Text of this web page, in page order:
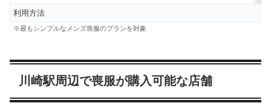
利用方法
※最もシンプルなメンズ喪服のプランを対象
川崎駅周辺で喪服が購入可能な店舗